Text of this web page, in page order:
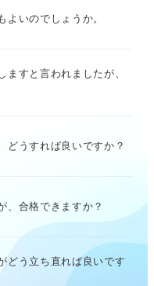
よいのでしょうか。
ますと言われましたが、
どうすれば良いですか？
、合格できますか？
どう立ち直れば良いです